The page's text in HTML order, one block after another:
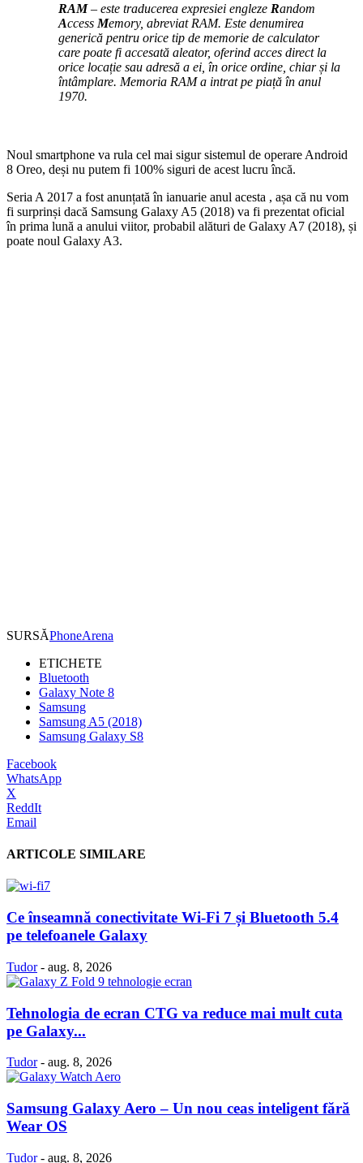
RAM– este traducerea expresiei engleze Random
Access Memory, abreviat RAM. Este denumirea
generică pentru orice tip de memorie de calculator
care poate fi accesată aleator, oferind acces direct la
orice locație sau adresă a ei, în orice ordine, chiar și la
întâmplare. Memoria RAM a intrat pe piață în anul
1970.
Noul smartphone va rula cel mai sigur sistemul de operare Android
8 Oreo, deși nu putem fi 100% siguri de acest lucru încă.
Seria A 2017 a fost anunțată în ianuarie anul acesta , așa că nu vom
fi surprinși dacă Samsung Galaxy A5 (2018) va fi prezentat oficial
în prima lună a anului viitor, probabil alături de Galaxy A7 (2018), și
poate noul Galaxy A3.
SURSĂPhoneArena
ETICHETE
Bluetooth
Galaxy Note 8
Samsung
Samsung A5 (2018)
Samsung Galaxy S8
Facebook
WhatsApp
X
ReddIt
Email
ARTICOLE SIMILARE
Ce înseamnă conectivitate Wi-Fi 7 și Bluetooth 5.4
pe telefoanele Galaxy
Tudor - aug. 8, 2026
Tehnologia de ecran CTG va reduce mai mult cuta
pe Galaxy...
Tudor - aug. 8, 2026
Samsung Galaxy Aero – Un nou ceas inteligent fără
Wear OS
Tudor - aug. 8, 2026